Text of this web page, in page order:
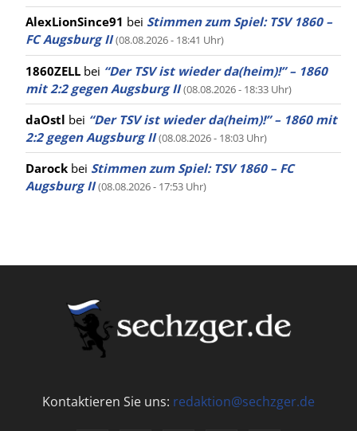
AlexLionSince91 bei Stimmen zum Spiel: TSV 1860 –
FC Augsburg II (08.08.2026 - 18:41 Uhr)
1860ZELL bei “Der TSV ist wieder da(heim)!” – 1860
mit 2:2 gegen Augsburg II (08.08.2026 - 18:33 Uhr)
daOstl bei “Der TSV ist wieder da(heim)!” – 1860 mit
2:2 gegen Augsburg II (08.08.2026 - 18:03 Uhr)
Darock bei Stimmen zum Spiel: TSV 1860 – FC
Augsburg II (08.08.2026 - 17:53 Uhr)
Kontaktieren Sie uns: redaktion@sechzger.de